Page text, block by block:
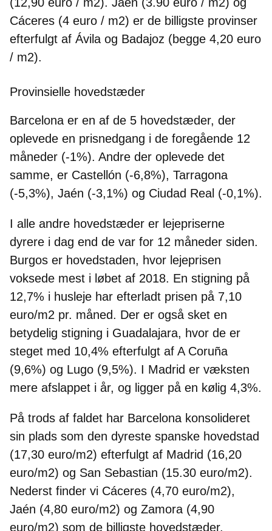
Cáceres (4 euro / m2) er de billigste provinser
efterfulgt af Ávila og Badajoz (begge 4,20 euro
/ m2).
Provinsielle hovedstæder
Barcelona er en af ​​de 5 hovedstæder, der
oplevede en prisnedgang i de foregående 12
måneder (-1%). Andre der oplevede det
samme, er Castellón (-6,8%), Tarragona
(-5,3%), Jaén (-3,1%) og Ciudad Real (-0,1%).
I alle andre hovedstæder er lejepriserne
dyrere i dag end de var for 12 måneder siden.
Burgos er hovedstaden, hvor lejeprisen
voksede mest i løbet af 2018. En stigning på
12,7% i husleje har efterladt prisen på 7,10
euro/m2 pr. måned. Der er også sket en
betydelig stigning i Guadalajara, hvor de er
steget med 10,4% efterfulgt af A Coruña
(9,6%) og Lugo (9,5%). I Madrid er væksten
mere afslappet i år, og ligger på en kølig 4,3%.
På trods af faldet har Barcelona konsolideret
sin plads som den dyreste spanske hovedstad
(17,30 euro/m2) efterfulgt af Madrid (16,20
euro/m2) og San Sebastian (15.30 euro/m2).
Nederst finder vi Cáceres (4,70 euro/m2),
Jaén (4,80 euro/m2) og Zamora (4,90
euro/m2) som de billigste hovedstæder.